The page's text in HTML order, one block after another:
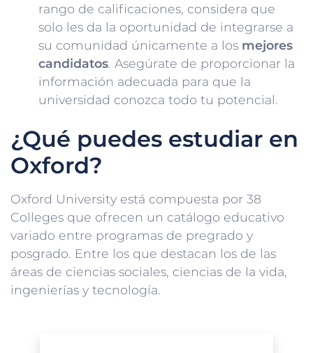
rango de calificaciones, considera que
solo les da la oportunidad de integrarse a
su comunidad únicamente a los mejores
candidatos. Asegúrate de proporcionar la
información adecuada para que la
universidad conozca todo tu potencial.
¿Qué puedes estudiar en
Oxford?
Oxford University está compuesta por 38
Colleges que ofrecen un catálogo educativo
variado entre programas de pregrado y
posgrado. Entre los que destacan los de las
áreas de ciencias sociales, ciencias de la vida,
ingenierías y tecnología.